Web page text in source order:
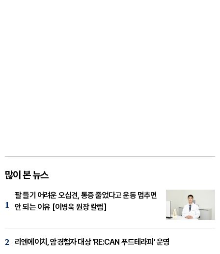
많이 본 뉴스
1
팔 들기 어려운 오십견, 통증 줄었다고 운동 멈추면
안 되는 이유 [이병욱 원장 칼럼]
2 리엔에이치, 암경험자 대상 ‘RE:CAN 푸드테라피’ 운영